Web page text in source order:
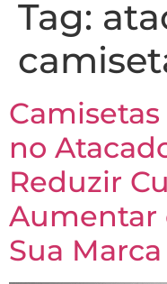
Tag:
no
Reduzir
Aumentar
Sua Marca